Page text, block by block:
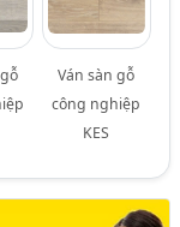
Ván sàn gỗ
công nghiệp
KES